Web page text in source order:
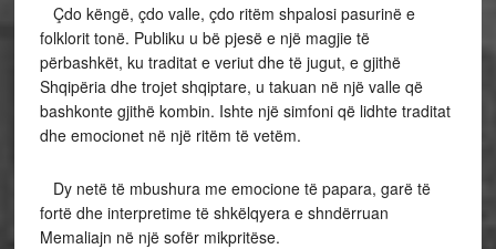
Çdo këngë, çdo valle, çdo ritëm shpalosi pasurinë e
folklorit tonë. Publiku u bë pjesë e një magjie të
përbashkët, ku traditat e veriut dhe të jugut, e gjithë
Shqipëria dhe trojet shqiptare, u takuan në një valle që
bashkonte gjithë kombin. Ishte një simfoni që lidhte traditat
dhe emocionet në një ritëm të vetëm.
Dy netë të mbushura me emocione të papara, garë të
fortë dhe interpretime të shkëlqyera e shndërruan
Memaliajn në një sofër mikpritëse.